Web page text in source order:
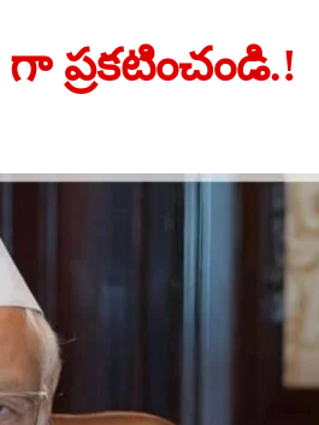
ప్రకటించండి.!